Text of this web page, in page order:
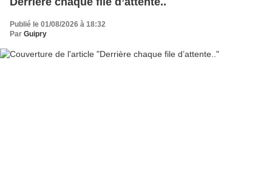
Publié le 01/08/2026 à 18:32
Par Guipry